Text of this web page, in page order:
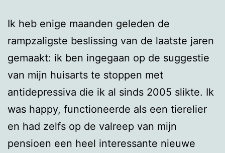
Ik heb enige maanden geleden de
rampzaligste beslissing van de laatste jaren
gemaakt: ik ben ingegaan op de suggestie
van mijn huisarts te stoppen met
antidepressiva die ik al sinds 2005 slikte. Ik
was happy, functioneerde als een tierelier
en had zelfs op de valreep van mijn
pensioen een heel interessante nieuwe